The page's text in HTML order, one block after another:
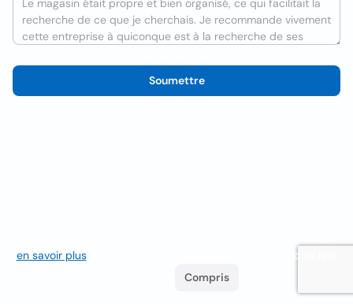
Soumettre
en savoir plus. Si vous continuez à naviguer, vous acceptez leur
Compris